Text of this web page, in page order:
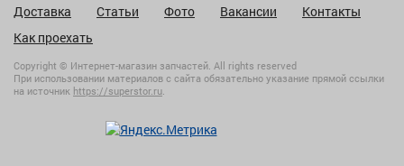
Доставка
Статьи Фото Вакансии
Контакты
Как проехать
Copyright © Интернет-магазин запчастей. All rights reserved
При использовании материалов с сайта обязательно указание прямой ссылки
на источник https://superstor.ru.